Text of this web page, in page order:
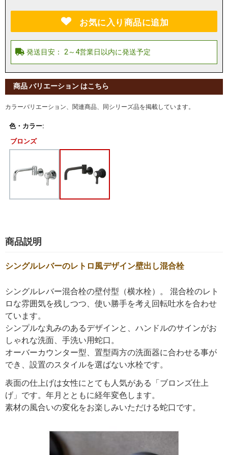
お気に入り商品に追加
商品 バリエーション はこちら
カラーバリエーション、関連商品、同シリーズ品を掲載しています。
色・カラー:
ブロンズ
商品説明
シングルレバーのレトロ風デザイン壁出し混合栓
シングルレバー混合栓の壁付型（横水栓）。 混合栓のレト
ロな雰囲気を残しつつ、使い勝手を考え回転吐水を合わせ
ています。
シンプルな丸みのあるデザインと、ハンドルのサインがお
しゃれな洗面、手洗い用蛇口。
オーバーカウンター型、置型両方の洗面器に合わせる事が
でき、設置のスタイルを選ばない水栓です。
表面の仕上げは女性にとても人気がある「ブロンズ仕上
げ」です。年月とともに経年変色します。
素材の風合いの変化をお楽しみいただける蛇口です。